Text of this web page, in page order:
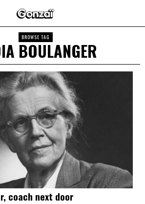
BROWSE TAG
BOULANGER
coach next door